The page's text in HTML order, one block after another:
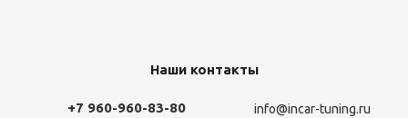
Наши контакты
+7 960-960-83-80 info@incar-tuning.ru